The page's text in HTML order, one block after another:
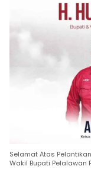
Selamat Atas
Wakil Bupati Pelalawan